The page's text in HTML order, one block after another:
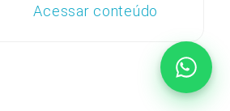
Acessar conteúdo